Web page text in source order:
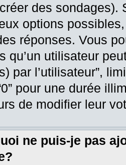
des sondages).
options
réponses. Vous
qu’un utilisateur
par l’utilisateur”,
pour une durée
de modifier leur
ne puis-je pas